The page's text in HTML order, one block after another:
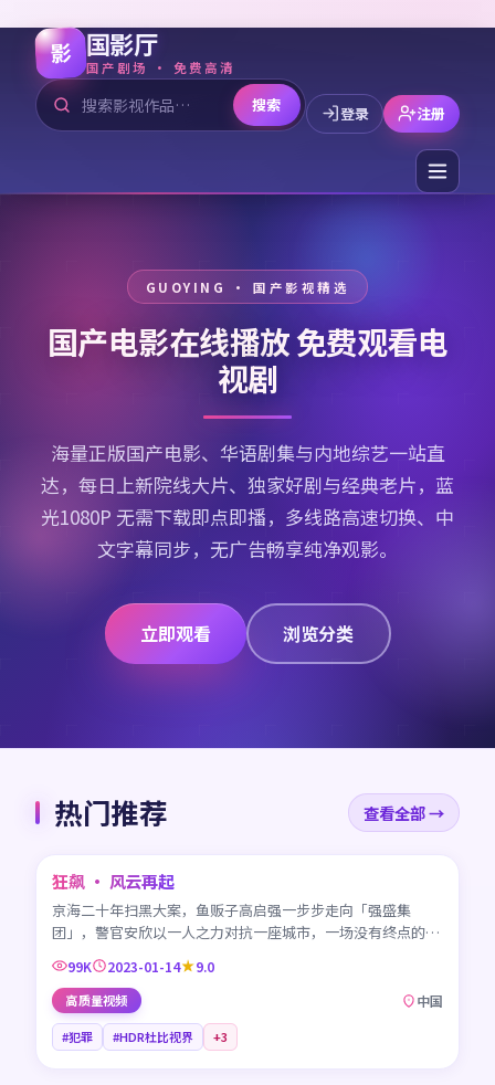
影 国影厅
国产剧场 · 免费高清
搜索 登录 注册
国产电影在线播放 免费观看电
视剧
海量正版国产电影、华语剧集与内地综艺一站直
达，每日上新院线大片、独家好剧与经典老片，蓝
光1080P 无需下载即点即播，多线路高速切换、中
文字幕同步，无广告畅享纯净观影。
立即观看 浏览分类
热门推荐 查看全部 →
CN
45:42
狂飙 · 风云再起
京海二十年扫黑大案，鱼贩子高启强一步步走向「强盛集
团」，警官安欣以一人之力对抗一座城市，一场没有终点的较
99K 2023-01-14 9.0
高质量视频 中国
#犯罪 #HDR杜比视界 +3